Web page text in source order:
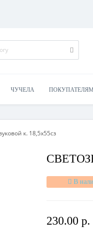
ЧУЧЕЛА ПОКУПАТЕЛЯМ
к. 18,5х55сз
В
230.00 р.